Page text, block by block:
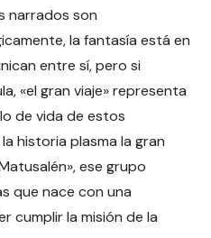
narrados son
la fantasía está en
entre sí, pero si
«el gran viaje» representa
de vida de estos
historia plasma la gran
ese grupo
que nace con una
cumplir la misión de la